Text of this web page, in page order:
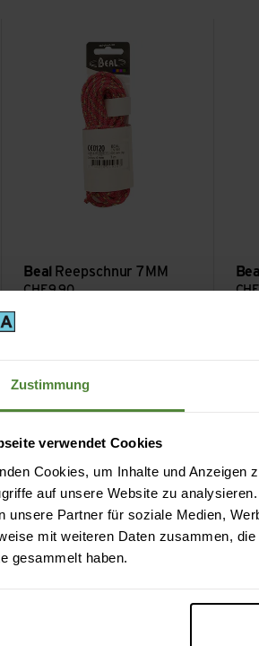
Zustimmung
verwendet Cookies
Cookies, um Inhalte und Anzeigen
auf unsere Website zu
unsere Partner für soziale Medien,
mit weiteren Daten zusammen,
gesammelt haben.
Beal Reepschnur 7MM
CHF9.90
Beal
CHF
Reepschnur 3MM ansehen